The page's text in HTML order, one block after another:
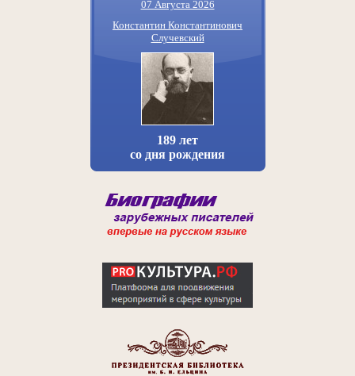
07 Августа 2026
Константин Константинович
Случевский
189 лет
со дня рождения